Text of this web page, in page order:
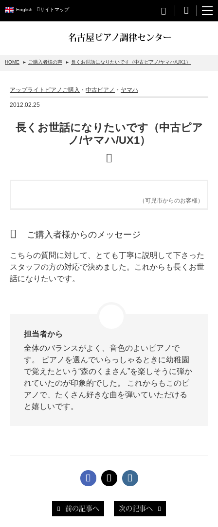
English サイトマップ
名古屋ピアノ調律センター
スタインウェイについて
アップライトピアノ
ホフマンアップライトピアノ
中古ピアノ
調律
修理
タッチ・音色の調整
ピアノクリーニングと引越し
ピアノレンタル
HOME ご購入者様の声 長くお世話になりたいです（中古ピアノ/ヤマハ/UX1）
アップライトピアノご購入 ・ 中古ピアノ ・ ヤマハ
2012.02.25
長くお世話になりたいです（中古ピア
ノ/ヤマハ/UX1）
（可児市からのお客様）
ご購入者様からのメッセージ
こちらの質問に対して、とても丁寧に説明して下さった
スタッフの方の対応で決めました。これからも長くお世
話になりたいです。
担当者から
全体のバランスがよく、音色のよいピアノで
す。 ピアノを選んでいらっしゃるときに幼稚園
で覚えたという“森のくまさん”を楽しそうに弾か
れていたのが印象的でした。 これからもこのピ
アノで、たくさん好きな曲を弾いていただける
と嬉しいです。
前の記事へ 次の記事へ